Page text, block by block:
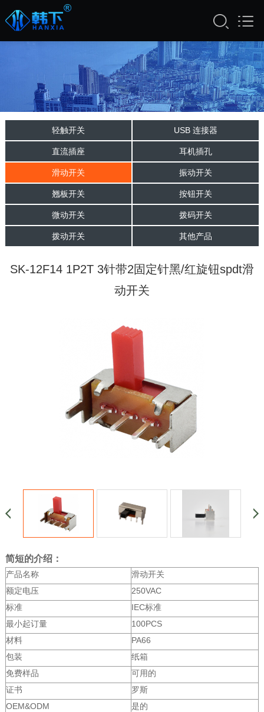
轻触开关 USB 连接器
直流插座 耳机插孔
滑动开关 振动开关
翘板开关 按钮开关
微动开关 拨码开关
拨动开关 其他产品
SK-12F14 1P2T 3针带2固定针黑/红旋钮spdt滑
动开关
简短的介绍：
产品名称
滑动开关
额定电压
250VAC
标准
IEC标准
最小起订量
100PCS
材料
PA66
包装
纸箱
免费样品
可用的
证书
罗斯
OEM&ODM
是的